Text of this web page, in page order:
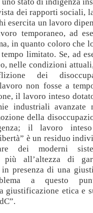
dei rapporti sociali,
esercita un lavoro
temporaneo, ad
in quanto coloro che
limitato. Se, ad
nelle condizioni
dei
non fosse a
il lavoro inteso
industriali avanzate
della
il lavoro
è un residuo
dei moderni
più all’altezza di
in presenza di una
a questo
giustificazione etica e